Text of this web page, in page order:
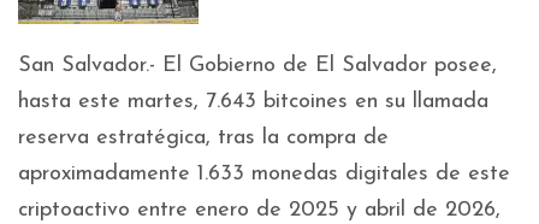
San Salvador.- El Gobierno de El Salvador posee,
hasta este martes, 7.643 bitcoines en su llamada
reserva estratégica, tras la compra de
aproximadamente 1.633 monedas digitales de este
criptoactivo entre enero de 2025 y abril de 2026,